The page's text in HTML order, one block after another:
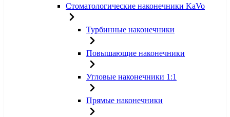
Стоматологические наконечники KaVo
Турбинные наконечники
Повышающие наконечники
Угловые наконечники 1:1
Прямые наконечники